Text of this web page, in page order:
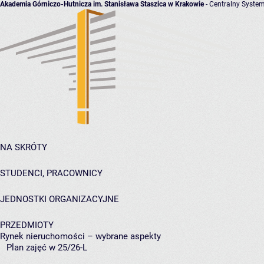
Akademia Górniczo-Hutnicza im. Stanisława Staszica w Krakowie- Centralny
NA SKRÓTY
STUDENCI, PRACOWNICY
JEDNOSTKI ORGANIZACYJNE
PRZEDMIOTY
Rynek nieruchomości – wybrane aspekty
Plan zajęć w 25/26-L